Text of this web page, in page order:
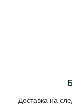
Доставка на